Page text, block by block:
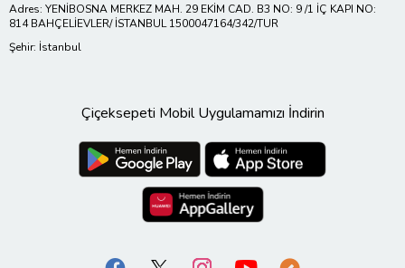
Adres: YENİBOSNA MERKEZ MAH. 29 EKİM CAD. B3 NO: 9 /1 İÇ KAPI NO:
814 BAHÇELİEVLER/ İSTANBUL 1500047164/342/TUR
Şehir: İstanbul
Çiçeksepeti Mobil Uygulamamızı İndirin